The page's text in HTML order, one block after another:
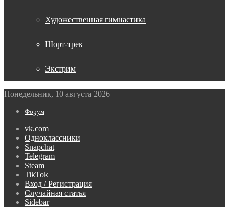
Художественная гимнастика
Шорт-трек
Экстрим
Понедельник, 10 августа 2026
Форум
vk.com
Одноклассники
Snapchat
Telegram
Steam
TikTok
Вход / Регистрация
Случайная статья
Sidebar